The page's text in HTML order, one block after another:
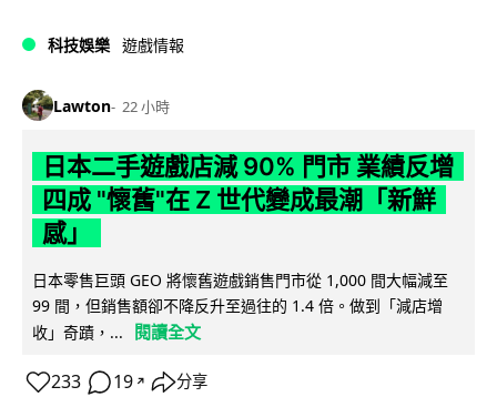
科技娛樂 遊戲情報
Lawton 22 小時
日本二手遊戲店減 90% 門市 業績反增
四成 "懷舊"在 Z 世代變成最潮「新鮮
感」
日本零售巨頭 GEO 將懷舊遊戲銷售門市從 1,000 間大幅減至
99 間，但銷售額卻不降反升至過往的 1.4 倍。做到「減店增
收」奇蹟，...
閱讀全文
233 19 ↗ 分享